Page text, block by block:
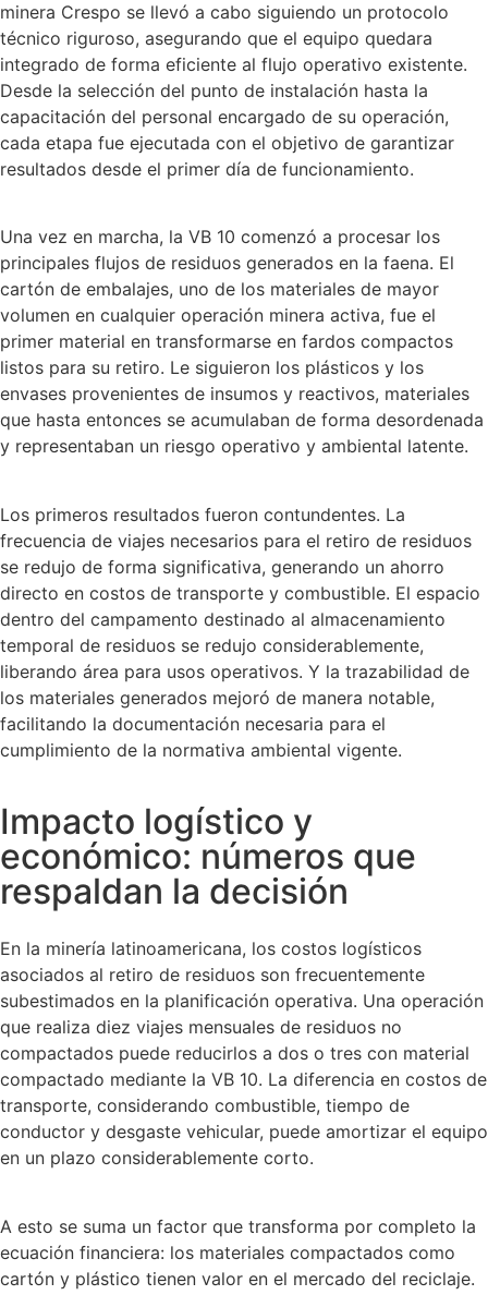
minera Crespo se llevó a cabo siguiendo un protocolo
técnico riguroso, asegurando que el equipo quedara
integrado de forma eficiente al flujo operativo existente.
Desde la selección del punto de instalación hasta la
capacitación del personal encargado de su operación,
cada etapa fue ejecutada con el objetivo de garantizar
resultados desde el primer día de funcionamiento.
Una vez en marcha, la VB 10 comenzó a procesar los
principales flujos de residuos generados en la faena. El
cartón de embalajes, uno de los materiales de mayor
volumen en cualquier operación minera activa, fue el
primer material en transformarse en fardos compactos
listos para su retiro. Le siguieron los plásticos y los
envases provenientes de insumos y reactivos, materiales
que hasta entonces se acumulaban de forma desordenada
y representaban un riesgo operativo y ambiental latente.
Los primeros resultados fueron contundentes. La
frecuencia de viajes necesarios para el retiro de residuos
se redujo de forma significativa, generando un ahorro
directo en costos de transporte y combustible. El espacio
dentro del campamento destinado al almacenamiento
temporal de residuos se redujo considerablemente,
liberando área para usos operativos. Y la trazabilidad de
los materiales generados mejoró de manera notable,
facilitando la documentación necesaria para el
cumplimiento de la normativa ambiental vigente.
Impacto logístico y
económico: números que
respaldan la decisión
En la minería latinoamericana, los costos logísticos
asociados al retiro de residuos son frecuentemente
subestimados en la planificación operativa. Una operación
que realiza diez viajes mensuales de residuos no
compactados puede reducirlos a dos o tres con material
compactado mediante la VB 10. La diferencia en costos de
transporte, considerando combustible, tiempo de
conductor y desgaste vehicular, puede amortizar el equipo
en un plazo considerablemente corto.
A esto se suma un factor que transforma por completo la
ecuación financiera: los materiales compactados como
cartón y plástico tienen valor en el mercado del reciclaje.